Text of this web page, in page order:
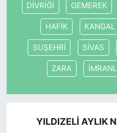
DİVRİĞİ GEMEREK
HAFİK KANGAL
SUŞEHRİ SİVAS
ZARA
YILDIZELİ AYLIK